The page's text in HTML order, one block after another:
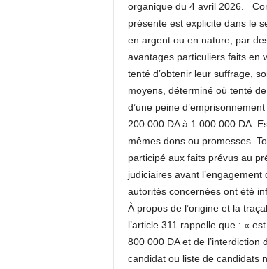
organique du 4 avril 2026.
présente est explicite dans le
en argent ou en nature, par
avantages particuliers faits en
tenté d’obtenir leur suffrage,
moyens, déterminé où tenté
d’une peine
200 000 DA à 1 000 000 DA.
mêmes dons ou promesses.
participé aux faits prévus au
judiciaires avant
autorités concernées ont été
À propos de l’origine et la
l’article 311 rappelle que : «
800 000 DA et de
candidat ou liste de candidats